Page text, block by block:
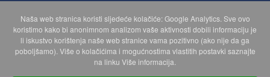
POLITIKA ZAŠTITE PRIVATNOSTI OSOBNIH PODATAKA
MAPA WEBA
Naša web stranica koristi sljedeće kolačiće: Google Analytics. Sve ovo
koristimo kako bi anonimnom analizom vaše aktivnosti dobili informaciju je
li iskustvo korištenja naše web stranice vama pozitivno (ako nije da ga
poboljšamo). Više o kolačićima i mogućnostima vlastitih postavki saznajte
na linku Više informacija.